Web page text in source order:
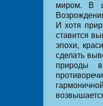
миром. В
И хотя
ставится
эпохи,
сделать
природы в